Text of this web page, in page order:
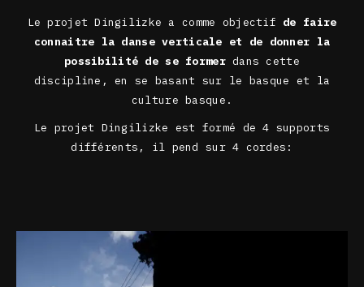
Le projet Dingilizke a comme objectif de faire
connaitre la danse verticale et de donner la
possibilité de se formerdans cette
discipline, en se basant sur le basque et la
culture basque.
Le projet Dingilizke est formé de 4 supports
différents, il pend sur 4 cordes: